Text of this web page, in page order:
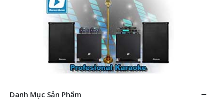
Danh Mục Sản Phẩm